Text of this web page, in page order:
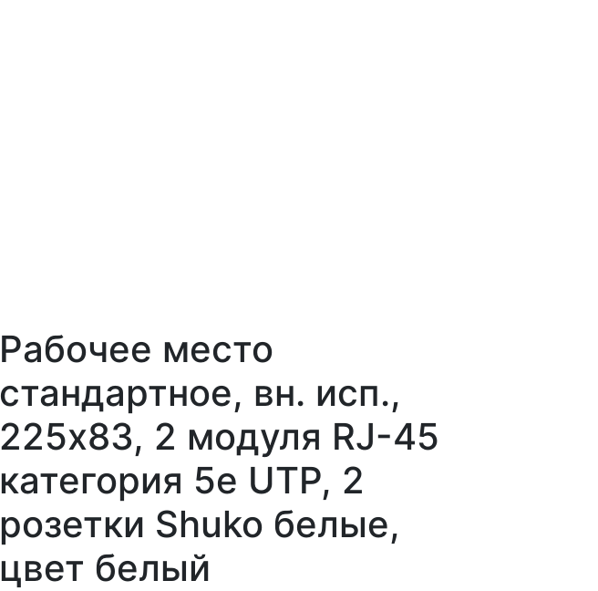
Рабочее место
стандартное, вн. исп.,
225х83, 2 модуля RJ-45
категория 5e UTP, 2
розетки Shuko белые,
цвет белый